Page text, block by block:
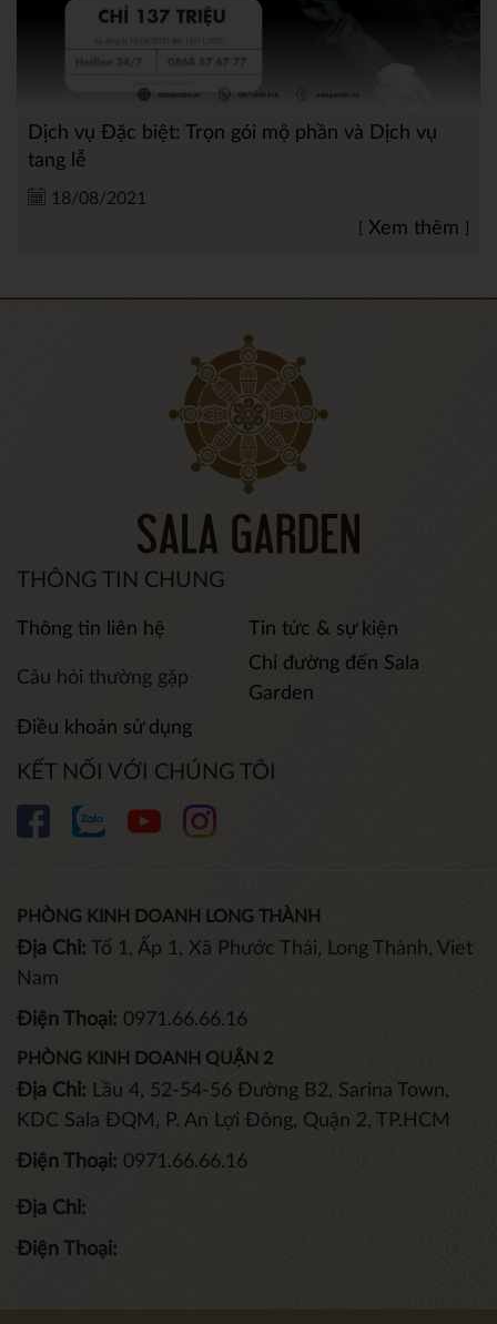
Dịch vụ Đặc biệt: Trọn gói mộ phần và Dịch vụ
tang lễ
18/08/2021
Xem thêm
THÔNG TIN CHUNG
Thông tin liên hệ Tin tức & sự kiện
Câu hỏi thường gặp
Chỉ đường đến Sala
Garden
Điều khoản sử dụng
KẾT NỐI VỚI CHÚNG TÔI
PHÒNG KINH DOANH LONG THÀNH
Địa Chỉ: Tổ 1, Ấp 1, Xã Phước Thái, Long Thành, Viet
Nam
Điện Thoại: 0971.66.66.16
PHÒNG KINH DOANH QUẬN 2
Địa Chỉ: Lầu 4, 52-54-56 Đường B2, Sarina Town,
KDC Sala ĐQM, P. An Lợi Đông, Quận 2, TP.HCM
Điện Thoại: 0971.66.66.16
Địa Chỉ:
Điện Thoại: